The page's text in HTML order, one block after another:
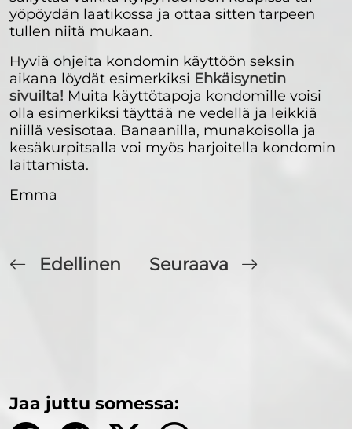
yöpöydän laatikossa ja ottaa sitten tarpeen
tullen niitä mukaan.
Hyviä ohjeita kondomin käyttöön seksin
aikana löydät esimerkiksi Ehkäisynetin
sivuilta! Muita käyttötapoja kondomille voisi
olla esimerkiksi täyttää ne vedellä ja leikkiä
niillä vesisotaa. Banaanilla, munakoisolla ja
kesäkurpitsalla voi myös harjoitella kondomin
laittamista.
Emma
Edellinen Seuraava
Jaa juttu somessa: